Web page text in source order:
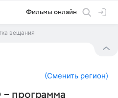
Фильмы онлайн
вещания
(Сменить регион)
программа